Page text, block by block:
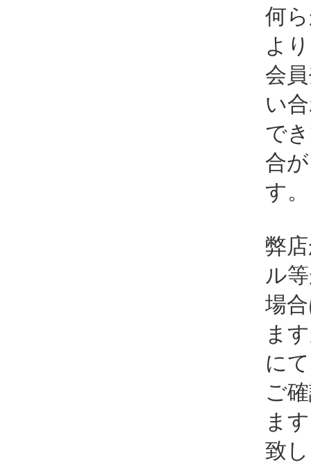
何
よ
会
い
で
合
す。
弊
ル
場
ま
に
ご
ま
致